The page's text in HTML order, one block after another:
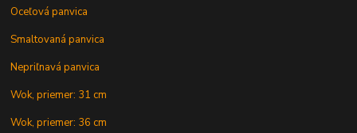
Oceľová panvica
Smaltovaná panvica
Nepriľnavá panvica
Wok, priemer: 31 cm
Wok, priemer: 36 cm